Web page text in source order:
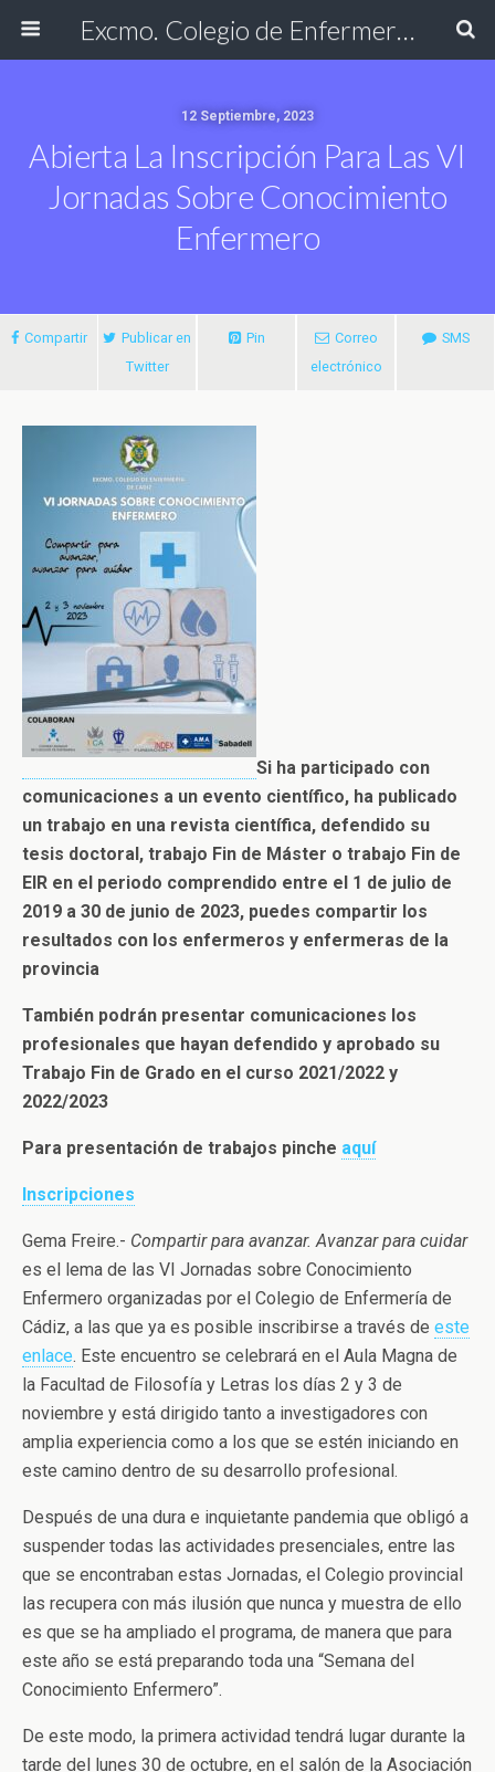
Excmo. Colegio de Enfermería de Cádiz
12 Septiembre, 2023
Abierta La Inscripción Para Las VI
Jornadas Sobre Conocimiento
Enfermero
Compartir
Publicar en
Twitter
Pin
Correo
electrónico
SMS
Si ha participado con
comunicaciones a un evento científico, ha publicado
un trabajo en una revista científica, defendido su
tesis doctoral, trabajo Fin de Máster o trabajo Fin de
EIR en el periodo comprendido entre el 1 de julio de
2019 a 30 de junio de 2023, puedes compartir los
resultados con los enfermeros y enfermeras de la
provincia
También podrán presentar comunicaciones los
profesionales que hayan defendido y aprobado su
Trabajo Fin de Grado en el curso 2021/2022 y
2022/2023
Para presentación de trabajos pinche aquí
Inscripciones
Gema Freire.- Compartir para avanzar. Avanzar para cuidar
es el lema de las VI Jornadas sobre Conocimiento
Enfermero organizadas por el Colegio de Enfermería de
Cádiz, a las que ya es posible inscribirse a través de este
enlace. Este encuentro se celebrará en el Aula Magna de
la Facultad de Filosofía y Letras los días 2 y 3 de
noviembre y está dirigido tanto a investigadores con
amplia experiencia como a los que se estén iniciando en
este camino dentro de su desarrollo profesional.
Después de una dura e inquietante pandemia que obligó a
suspender todas las actividades presenciales, entre las
que se encontraban estas Jornadas, el Colegio provincial
las recupera con más ilusión que nunca y muestra de ello
es que se ha ampliado el programa, de manera que para
este año se está preparando toda una “Semana del
Conocimiento Enfermero”.
De este modo, la primera actividad tendrá lugar durante la
tarde del lunes 30 de octubre, en el salón de la Asociación